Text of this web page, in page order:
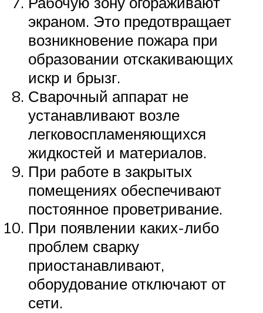
экраном. Это предотвращает
возникновение пожара при
образовании отскакивающих
искр и брызг.
Сварочный аппарат не
устанавливают возле
легковоспламеняющихся
жидкостей и материалов.​​​​​​
При работе в закрытых
помещениях обеспечивают
постоянное проветривание. ​
При появлении каких-либо
проблем сварку
приостанавливают,
оборудование отключают от
сети.